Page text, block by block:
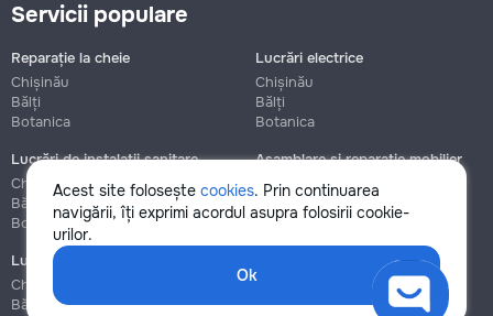
Acest site folosește cookies. Prin continuarea
navigării, îți exprimi acordul asupra folosirii cookie-
urilor.
Ok
Servicii populare
Reparație la cheie
Chișinău
Bălți
Botanica
Lucrări electrice
Chișinău
Bălți
Botanica
Lucrări de instalații sanitare
Chișinău
Bălți
Botanica
Asamblare și reparație mobilier
Chișinău
Botanica
Lucrări de construcție și instalare
Chișinău
Bălți